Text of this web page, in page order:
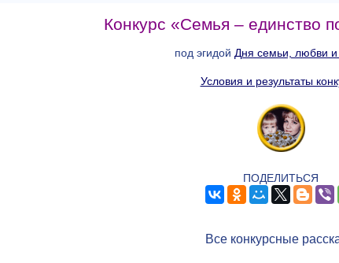
Конкурс «Семья – единство
под эгидой Дня семьи, любви и
Условия и результаты
ПОДЕЛИТЬСЯ
Все конкурсные